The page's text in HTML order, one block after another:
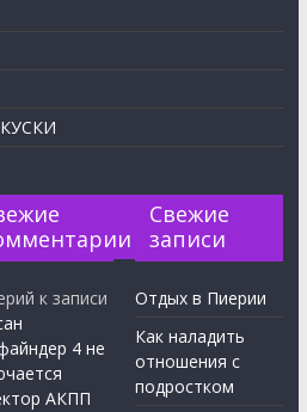
к записи
4 не
АКПП
Свежие
записи
Отдых в Пиерии
Как наладить
отношения с
подростком